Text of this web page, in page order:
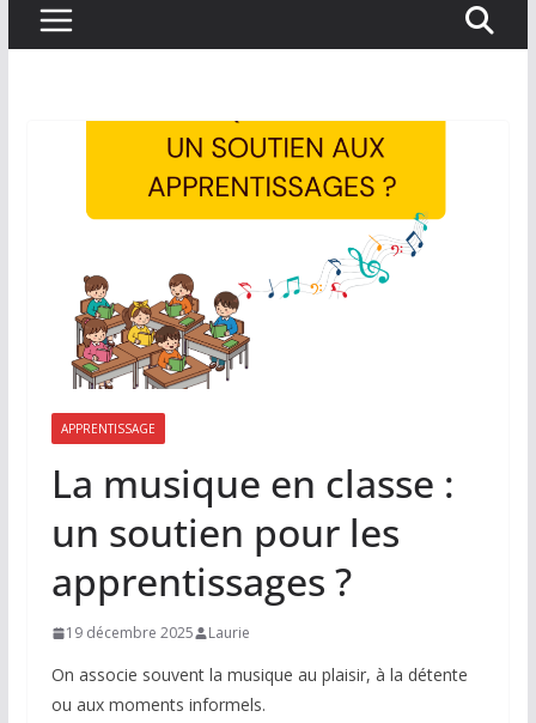
APPRENTISSAGE
La musique en classe :
un soutien pour les
apprentissages ?
19 décembre 2025 Laurie
On associe souvent la musique au plaisir, à la détente
ou aux moments informels.